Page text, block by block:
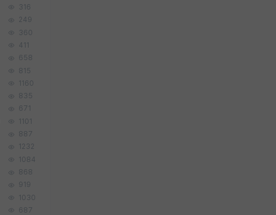
316
249
360
411
658
815
1160
835
671
1101
887
1232
1084
868
919
1030
687